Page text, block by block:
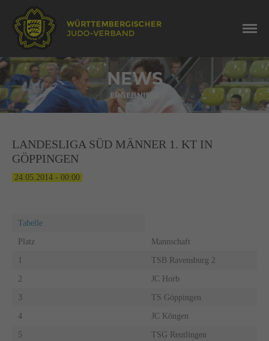
NEWS
ERGEBNISSE
LANDESLIGA SÜD MÄNNER 1. KT IN
GÖPPINGEN
24.05.2014 - 00:00
Tabelle
Platz Mannschaft
1 TSB Ravensburg 2
2 JC Horb
3 TS Göppingen
4 JC Köngen
5 TSG Reutlingen